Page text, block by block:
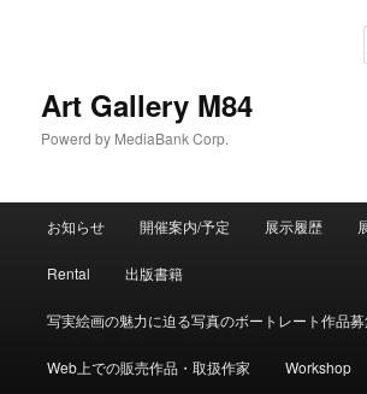
Art Gallery M84
Powerd by MediaBank Corp.
メインメニュー
メインコンテンツへ移動
サブコンテンツへ移動
お知らせ 開催案内/予定 展示履歴
Rental 出版書籍
写実絵画の魅力に迫る写真のボートレート作品
Web上での販売作品・取扱作家 Workshop